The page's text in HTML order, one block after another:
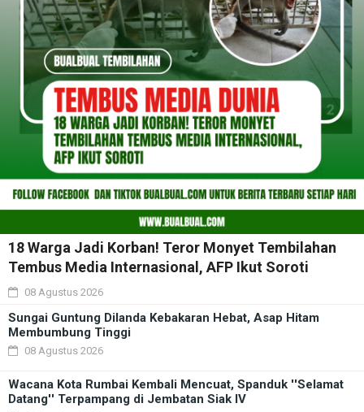
18 Warga Jadi Korban! Teror Monyet Tembilahan
Tembus Media Internasional, AFP Ikut Soroti
08 Agustus 2026
Sungai Guntung Dilanda Kebakaran Hebat, Asap Hitam
Membumbung Tinggi
08 Agustus 2026
Wacana Kota Rumbai Kembali Mencuat, Spanduk ''Selamat
Datang'' Terpampang di Jembatan Siak IV